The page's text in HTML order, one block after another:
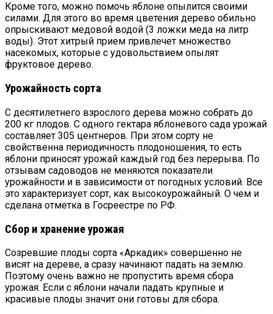
Кроме того, можно помочь яблоне опылится своими
силами. Для этого во время цветения дерево обильно
опрыскивают медовой водой (3 ложки меда на литр
воды). Этот хитрый прием привлечет множество
насекомых, которые с удовольствием опылят
фруктовое дерево.
Урожайность сорта
С десятилетнего взрослого дерева можно собрать до
200 кг плодов. С одного гектара яблоневого сада урожай
составляет 305 центнеров. При этом сорту не
свойственна периодичность плодоношения, то есть
яблони приносят урожай каждый год без перерыва. По
отзывам садоводов не меняются показатели
урожайности и в зависимости от погодных условий. Все
это характеризует сорт, как высокоурожайный. О чем и
сделана отметка в Госреестре по РФ.
Сбор и хранение урожая
Созревшие плоды сорта «Аркадик» совершенно не
висят на дереве, а сразу начинают падать на землю.
Поэтому очень важно не пропустить время сбора
урожая. Если с яблони начали падать крупные и
красивые плоды значит они готовы для сбора.